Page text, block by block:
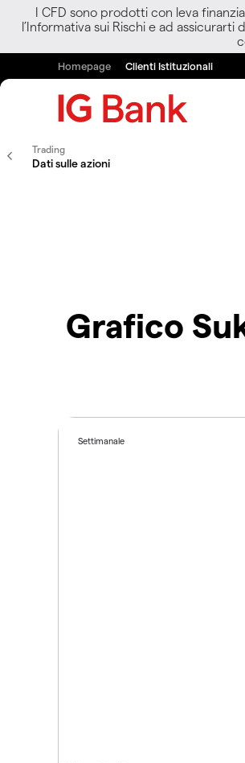
I CFD sono prodotti con leva
l’Informativa sui Rischi e ad
Homepage Clienti Istituzionali
Trading
Dati sulle azioni
Grafico
Settimanale